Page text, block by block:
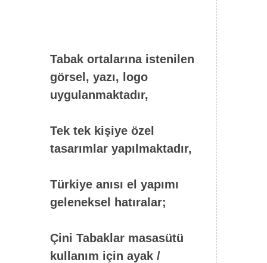
Tabak ortalarına istenilen
görsel, yazı, logo
uygulanmaktadır,
Tek tek kişiye özel
tasarımlar yapılmaktadır,
Türkiye anısı el yapımı
geleneksel hatıralar;
Çini Tabaklar masasütü
kullanım için ayak /